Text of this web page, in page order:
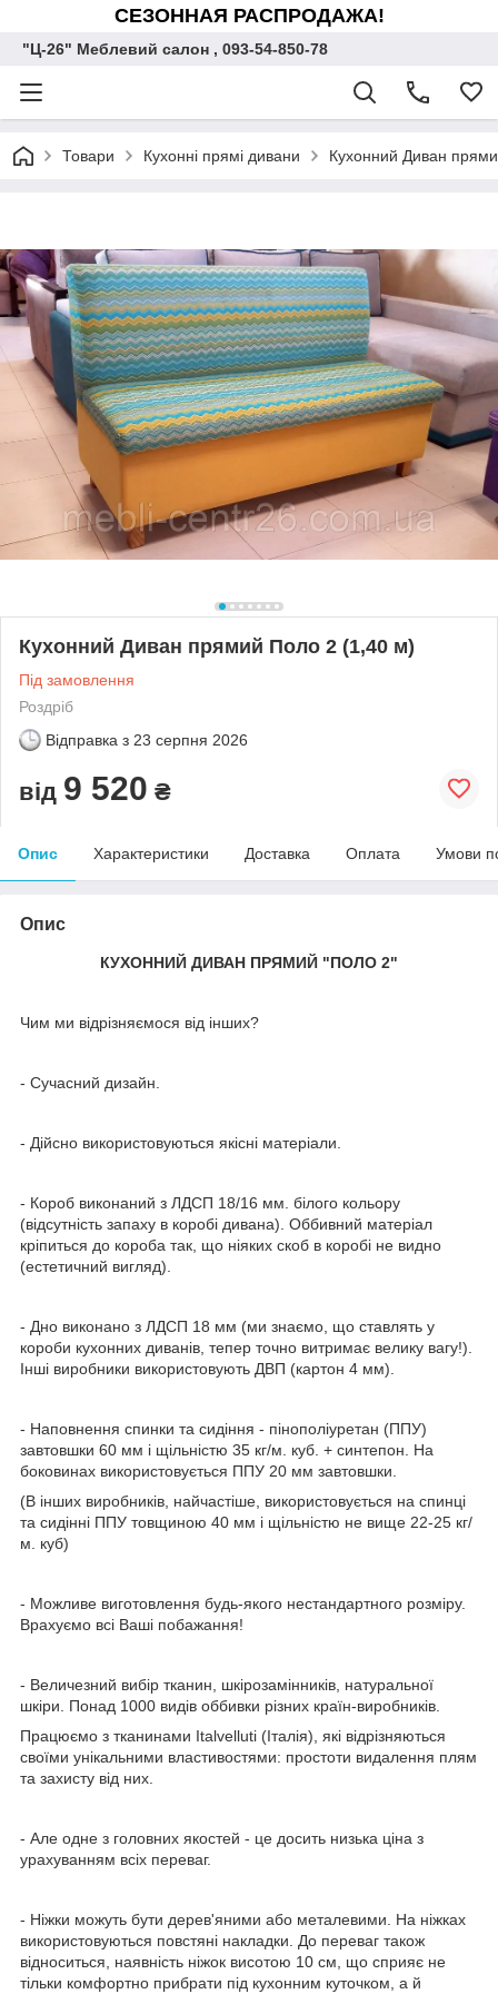
СЕЗОННАЯ РАСПРОДАЖА!
"Ц-26" Меблевий салон , 093-54-850-78
Товари Кухонні прямі дивани Кухонний Диван
Кухонний Диван прямий Поло 2 (1,40 м)
Під замовлення
Роздріб
Відправка з 23 серпня 2026
від 9 520 ₴
Опис Характеристики Доставка Оплата Умови
Опис
КУХОННИЙ ДИВАН ПРЯМИЙ "ПОЛО 2"
Чим ми відрізняємося від інших?
- Сучасний дизайн.
- Дійсно використовуються якісні матеріали.
- Короб виконаний з ЛДСП 18/16 мм. білого кольору
(відсутність запаху в коробі дивана). Оббивний матеріал
кріпиться до короба так, що ніяких скоб в коробі не видно
(естетичний вигляд).
- Дно виконано з ЛДСП 18 мм (ми знаємо, що ставлять у
короби кухонних диванів, тепер точно витримає велику вагу!).
Інші виробники використовують ДВП (картон 4 мм).
- Наповнення спинки та сидіння - пінополіуретан (ППУ)
завтовшки 60 мм і щільністю 35 кг/м. куб. + синтепон. На
боковинах використовується ППУ 20 мм завтовшки.
(В інших виробників, найчастіше, використовується на спинці
та сидінні ППУ товщиною 40 мм і щільністю не вище 22-25 кг/
м. куб)
- Можливе виготовлення будь-якого нестандартного розміру.
Врахуємо всі Ваші побажання!
- Величезний вибір тканин, шкірозамінників, натуральної
шкіри. Понад 1000 видів оббивки різних країн-виробників.
Працюємо з тканинами Italvelluti (Італія), які відрізняються
своїми унікальними властивостями: простоти видалення плям
та захисту від них.
- Але одне з головних якостей - це досить низька ціна з
урахуванням всіх переваг.
- Ніжки можуть бути дерев'яними або металевими. На ніжках
використовуються повстяні накладки. До переваг також
відноситься, наявність ніжок висотою 10 см, що сприяє не
тільки комфортно прибрати під кухонним куточком, а й